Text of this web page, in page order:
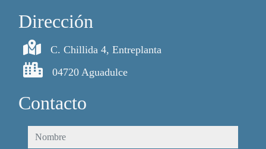
Dirección
C. Chillida 4, Entreplanta
04720 Aguadulce
Contacto
nombre